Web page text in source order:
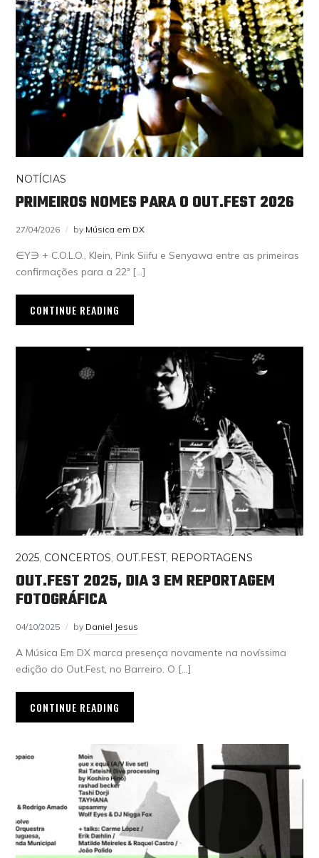
NOTÍCIAS
PRIMEIROS NOMES PARA O OUT.FEST 2026
27/04/2026 by Música em DX
∈Y∋ + C.O.L.O., Klein, Pink Siifu e Senyawa entre as primeiras
confirmações para a 22ª […]
CONTINUE READING
2025, CONCERTOS, OUT.FEST, REPORTAGENS
OUT.FEST 2025, DIA 3 EM REPORTAGEM
FOTOGRÁFICA
04/10/2025 by Daniel Jesus
A Música Em DX marca presença novamente na novíssima
edição do Out.Fest, no Barreiro. O […]
CONTINUE READING